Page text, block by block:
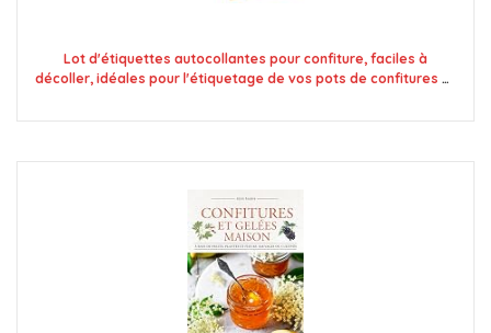
Lot d'étiquettes autocollantes pour confiture, faciles à
décoller, idéales pour l'étiquetage de vos pots de confitures et
couleurs - A8)